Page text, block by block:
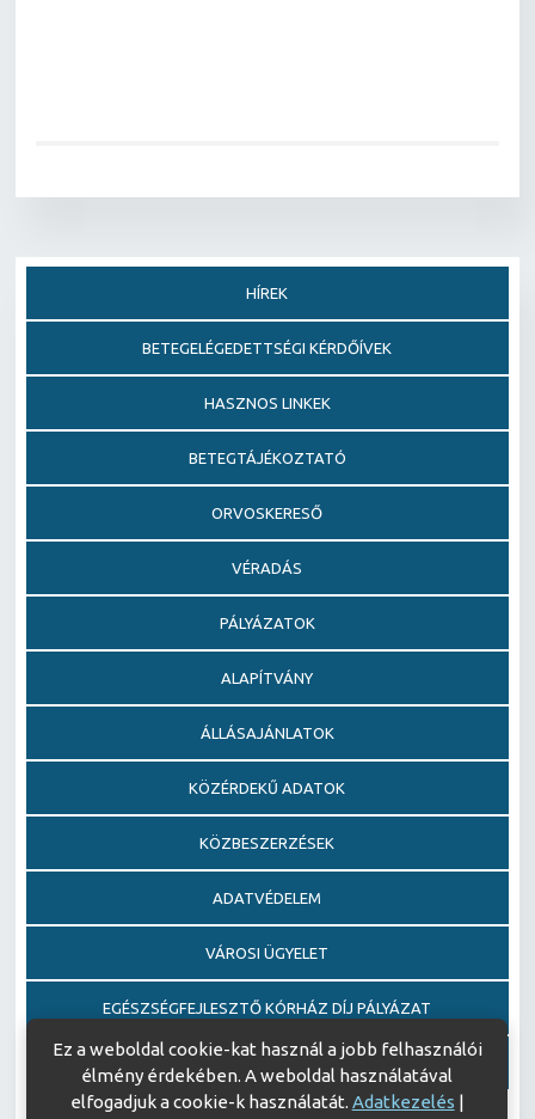
HÍREK
BETEGELÉGEDETTSÉGI KÉRDŐÍVEK
HASZNOS LINKEK
BETEGTÁJÉKOZTATÓ
ORVOSKERESŐ
VÉRADÁS
PÁLYÁZATOK
ALAPÍTVÁNY
ÁLLÁSAJÁNLATOK
KÖZÉRDEKŰ ADATOK
KÖZBESZERZÉSEK
ADATVÉDELEM
VÁROSI ÜGYELET
EGÉSZSÉGFEJLESZTŐ KÓRHÁZ DÍJ PÁLYÁZAT
AJÁNDÉKOZÁSI OKIRATOK
Ez a weboldal cookie-kat használ a jobb felhasználói
élmény érdekében. A weboldal használatával
elfogadjuk a cookie-k használatát. Adatkezelés |